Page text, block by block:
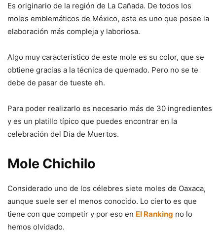
Es originario de la región de La Cañada. De todos los
moles emblemáticos de México, este es uno que posee la
elaboración más compleja y laboriosa.
Algo muy característico de este mole es su color, que se
obtiene gracias a la técnica de quemado. Pero no se te
debe de pasar de tueste eh.
Para poder realizarlo es necesario más de 30 ingredientes
y es un platillo típico que puedes encontrar en la
celebración del Día de Muertos.
Mole Chichilo
Considerado uno de los célebres siete moles de Oaxaca,
aunque suele ser el menos conocido. Lo cierto es que
tiene con que competir y por eso en El Ranking no lo
hemos olvidado.